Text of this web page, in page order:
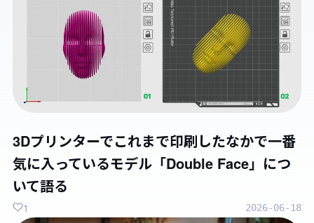
3Dプリンターでこれまで印刷したなかで一番
気に入っているモデル「Double Face」につ
いて語る
2026-06-18
1